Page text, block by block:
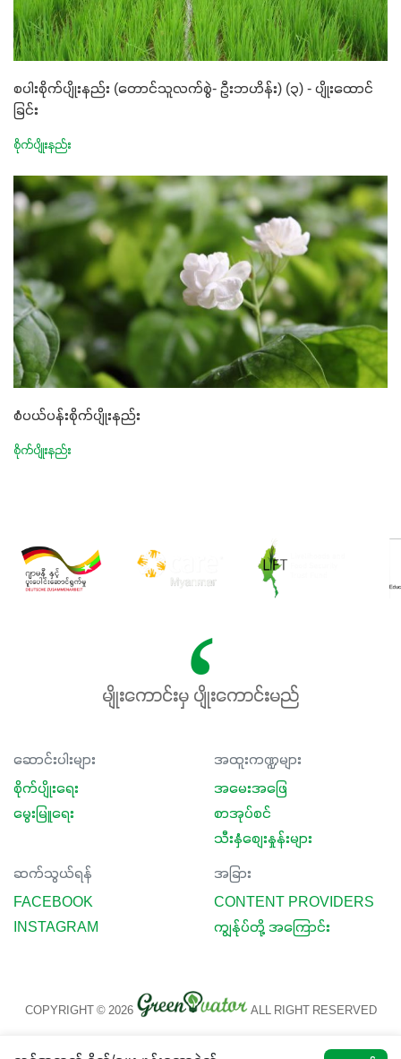
စပါးစိုက်ပျိုးနည်း (တောင်သူလက်စွဲ- ဦးဘဟိန်း) (၃) - ပျိုးထောင်
ခြင်း
စိုက်ပျိုးနည်း
စံပယ်ပန်းစိုက်ပျိုးနည်း
စိုက်ပျိုးနည်း
မျိုးကောင်းမှ ပျိုးကောင်းမည်
ဆောင်းပါးများ
စိုက်ပျိုးရေး
မွေးမြူရေး
အထူးကဏ္ဍများ
အမေးအဖြေ
စာအုပ်စင်
သီးနှံစျေးနှုန်းများ
ဆက်သွယ်ရန်
FACEBOOK
INSTAGRAM
အခြား
CONTENT PROVIDERS
ကျွန်ုပ်တို့ အကြောင်း
COPYRIGHT © 2026 ALL RIGHT RESERVED